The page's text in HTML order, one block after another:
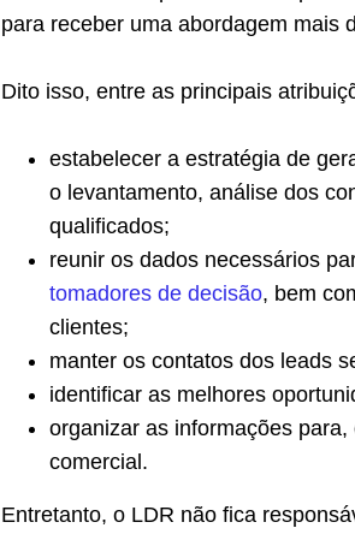
para receber uma abordagem mais
Dito isso, entre as principais
estabelecer a estratégia de
o levantamento, análise dos
qualificados;
reunir os dados necessários
tomadores de decisão, bem
clientes;
manter os contatos dos leads
identificar as melhores
organizar as informações
comercial.
Entretanto, o LDR não fica